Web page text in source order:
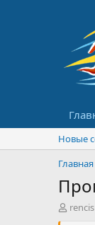
Новые
Главная
А
rencis